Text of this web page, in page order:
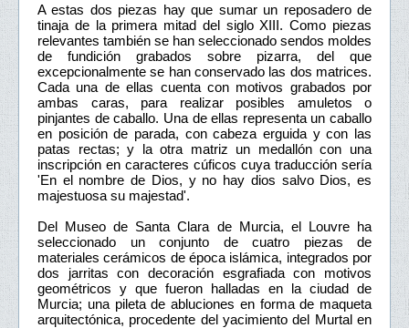
A estas dos piezas hay que sumar un reposadero de
tinaja de la primera mitad del siglo XIII. Como piezas
relevantes también se han seleccionado sendos moldes
de fundición grabados sobre pizarra, del que
excepcionalmente se han conservado las dos matrices.
Cada una de ellas cuenta con motivos grabados por
ambas caras, para realizar posibles amuletos o
pinjantes de caballo. Una de ellas representa un caballo
en posición de parada, con cabeza erguida y con las
patas rectas; y la otra matriz un medallón con una
inscripción en caracteres cúficos cuya traducción sería
'En el nombre de Dios, y no hay dios salvo Dios, es
majestuosa su majestad'.
Del Museo de Santa Clara de Murcia, el Louvre ha
seleccionado un conjunto de cuatro piezas de
materiales cerámicos de época islámica, integrados por
dos jarritas con decoración esgrafiada con motivos
geométricos y que fueron halladas en la ciudad de
Murcia; una pileta de abluciones en forma de maqueta
arquitectónica, procedente del yacimiento del Murtal en